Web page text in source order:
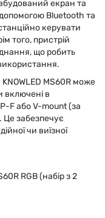
екран та
Bluetooth та
керувати
того, пристрій
що робить
MS60R може
включені в
F або V-mount (за
Це забезпечує
чи виїзної
RGB (набір з 2